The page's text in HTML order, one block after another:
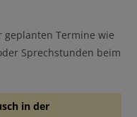
geplanten Termine wie
Sprechstunden beim
in der